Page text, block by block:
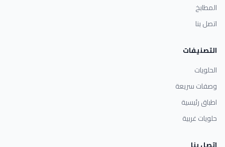
المطابخ
اتصل بنا
التصنيفات
الحلويات
وصفات سريعة
اطباق رئيسية
حلويات غربية